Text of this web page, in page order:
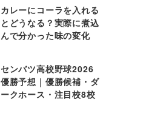
カレーにコーラを入れる
とどうなる？実際に煮込
んで分かった味の変化
センバツ高校野球2026
優勝予想｜優勝候補・ダ
ークホース・注目校8校